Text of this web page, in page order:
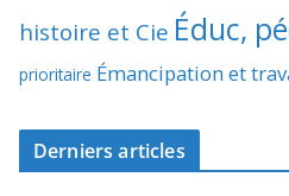
histoire et Cie Éduc,
prioritaire Émancipation et
Derniers articles